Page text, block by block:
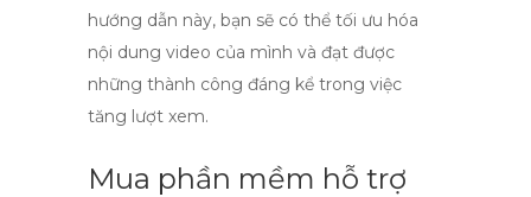
hướng dẫn này, bạn sẽ có thể tối ưu hóa
nội dung video của mình và đạt được
những thành công đáng kể trong việc
tăng lượt xem.
Mua phần mềm hỗ trợ